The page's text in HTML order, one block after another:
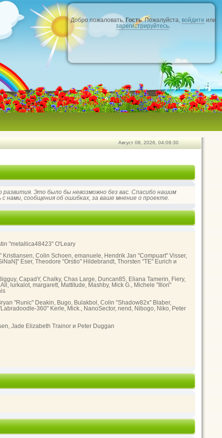
Добро пожаловать,Гость. Пожалуйста, войдите или
зарегистрируйтесь.
Август 08, 2026, 04:09:30
Это было бы невозможно без вас. Спасибо нашим
нами, сообщения об ошибках, за ваше мнение о проекте.
"metallica48423" O'Leary
Colin Schoen, emanuele, Hendrik Jan "Compuart" Visser,
Eser, Theodore "Orstio" Hildebrandt, Thorsten "TE" Eurich и
CapadY, Chalky, Chas Large, Duncan85, Eliana Tamerin, Fiery,
lurkalot, margarett, Mattitude, Mashby, Mick G., Michele "Illori"
"Runic" Deakin, Bugo, Bulakbol, Colin "Shadow82x" Blaber,
360" Kerle, Mick., NanoSector, nend, Nibogo, Niko, Peter
Jade Elizabeth Trainor и Peter Duggan